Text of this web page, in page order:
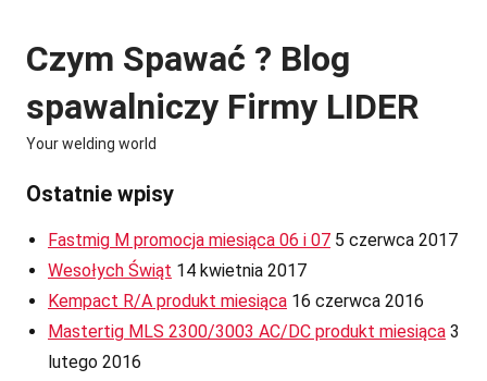
content
Czym Spawać ? Blog
spawalniczy Firmy LIDER
Your welding world
Ostatnie wpisy
Fastmig M promocja miesiąca 06 i 07 5 czerwca 2017
Wesołych Świąt 14 kwietnia 2017
Kempact R/A produkt miesiąca 16 czerwca 2016
Mastertig MLS 2300/3003 AC/DC produkt miesiąca 3
lutego 2016